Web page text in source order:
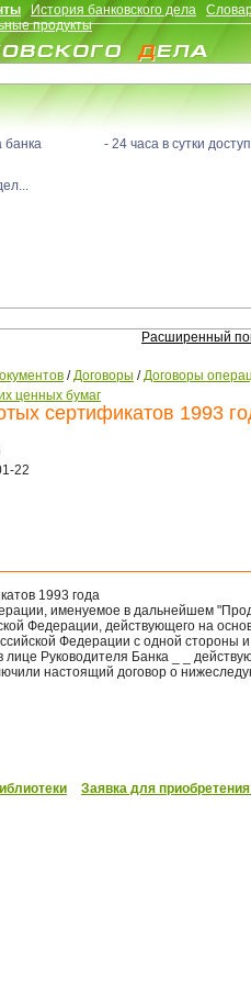
История банковского дела
продукты
банка - 24 часа в сутки доступ
Расширенный
/Договоры /Договоры
ценных бумаг
сертификатов 1993
22
1993 года
именуемое в дальнейшем
Федерации, действующего на
Федерации с одной стороны
Руководителя Банка _ _
настоящий договор о
Заявка для